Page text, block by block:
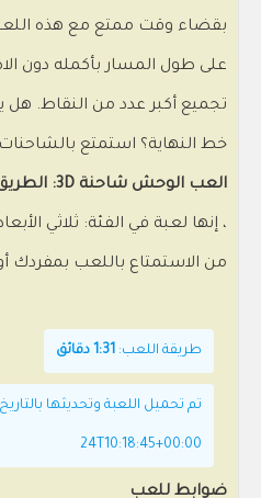
بقضاء وقت ممتع مع هذه
على طول المسار بأكمله دون
تجميع أكبر عدد من النقاط. هل
خط النهاية؟ استمتع
العب الوحش شاحنة 3D: الطريق إلى الجنة مجانًا بدون تنزيل
، إنها لعبة في الفئة: ثلاثي
من الاستمتاع باللعب بمفردك
طريقة اللعب: 1:31 دقائق
24T10:18:45+00:00
ضوابط للعب